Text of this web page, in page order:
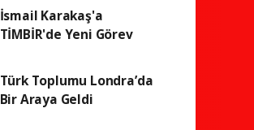
İsmail Karakaş'a
TİMBİR'de Yeni Görev
Türk Toplumu Londra’da
Bir Araya Geldi